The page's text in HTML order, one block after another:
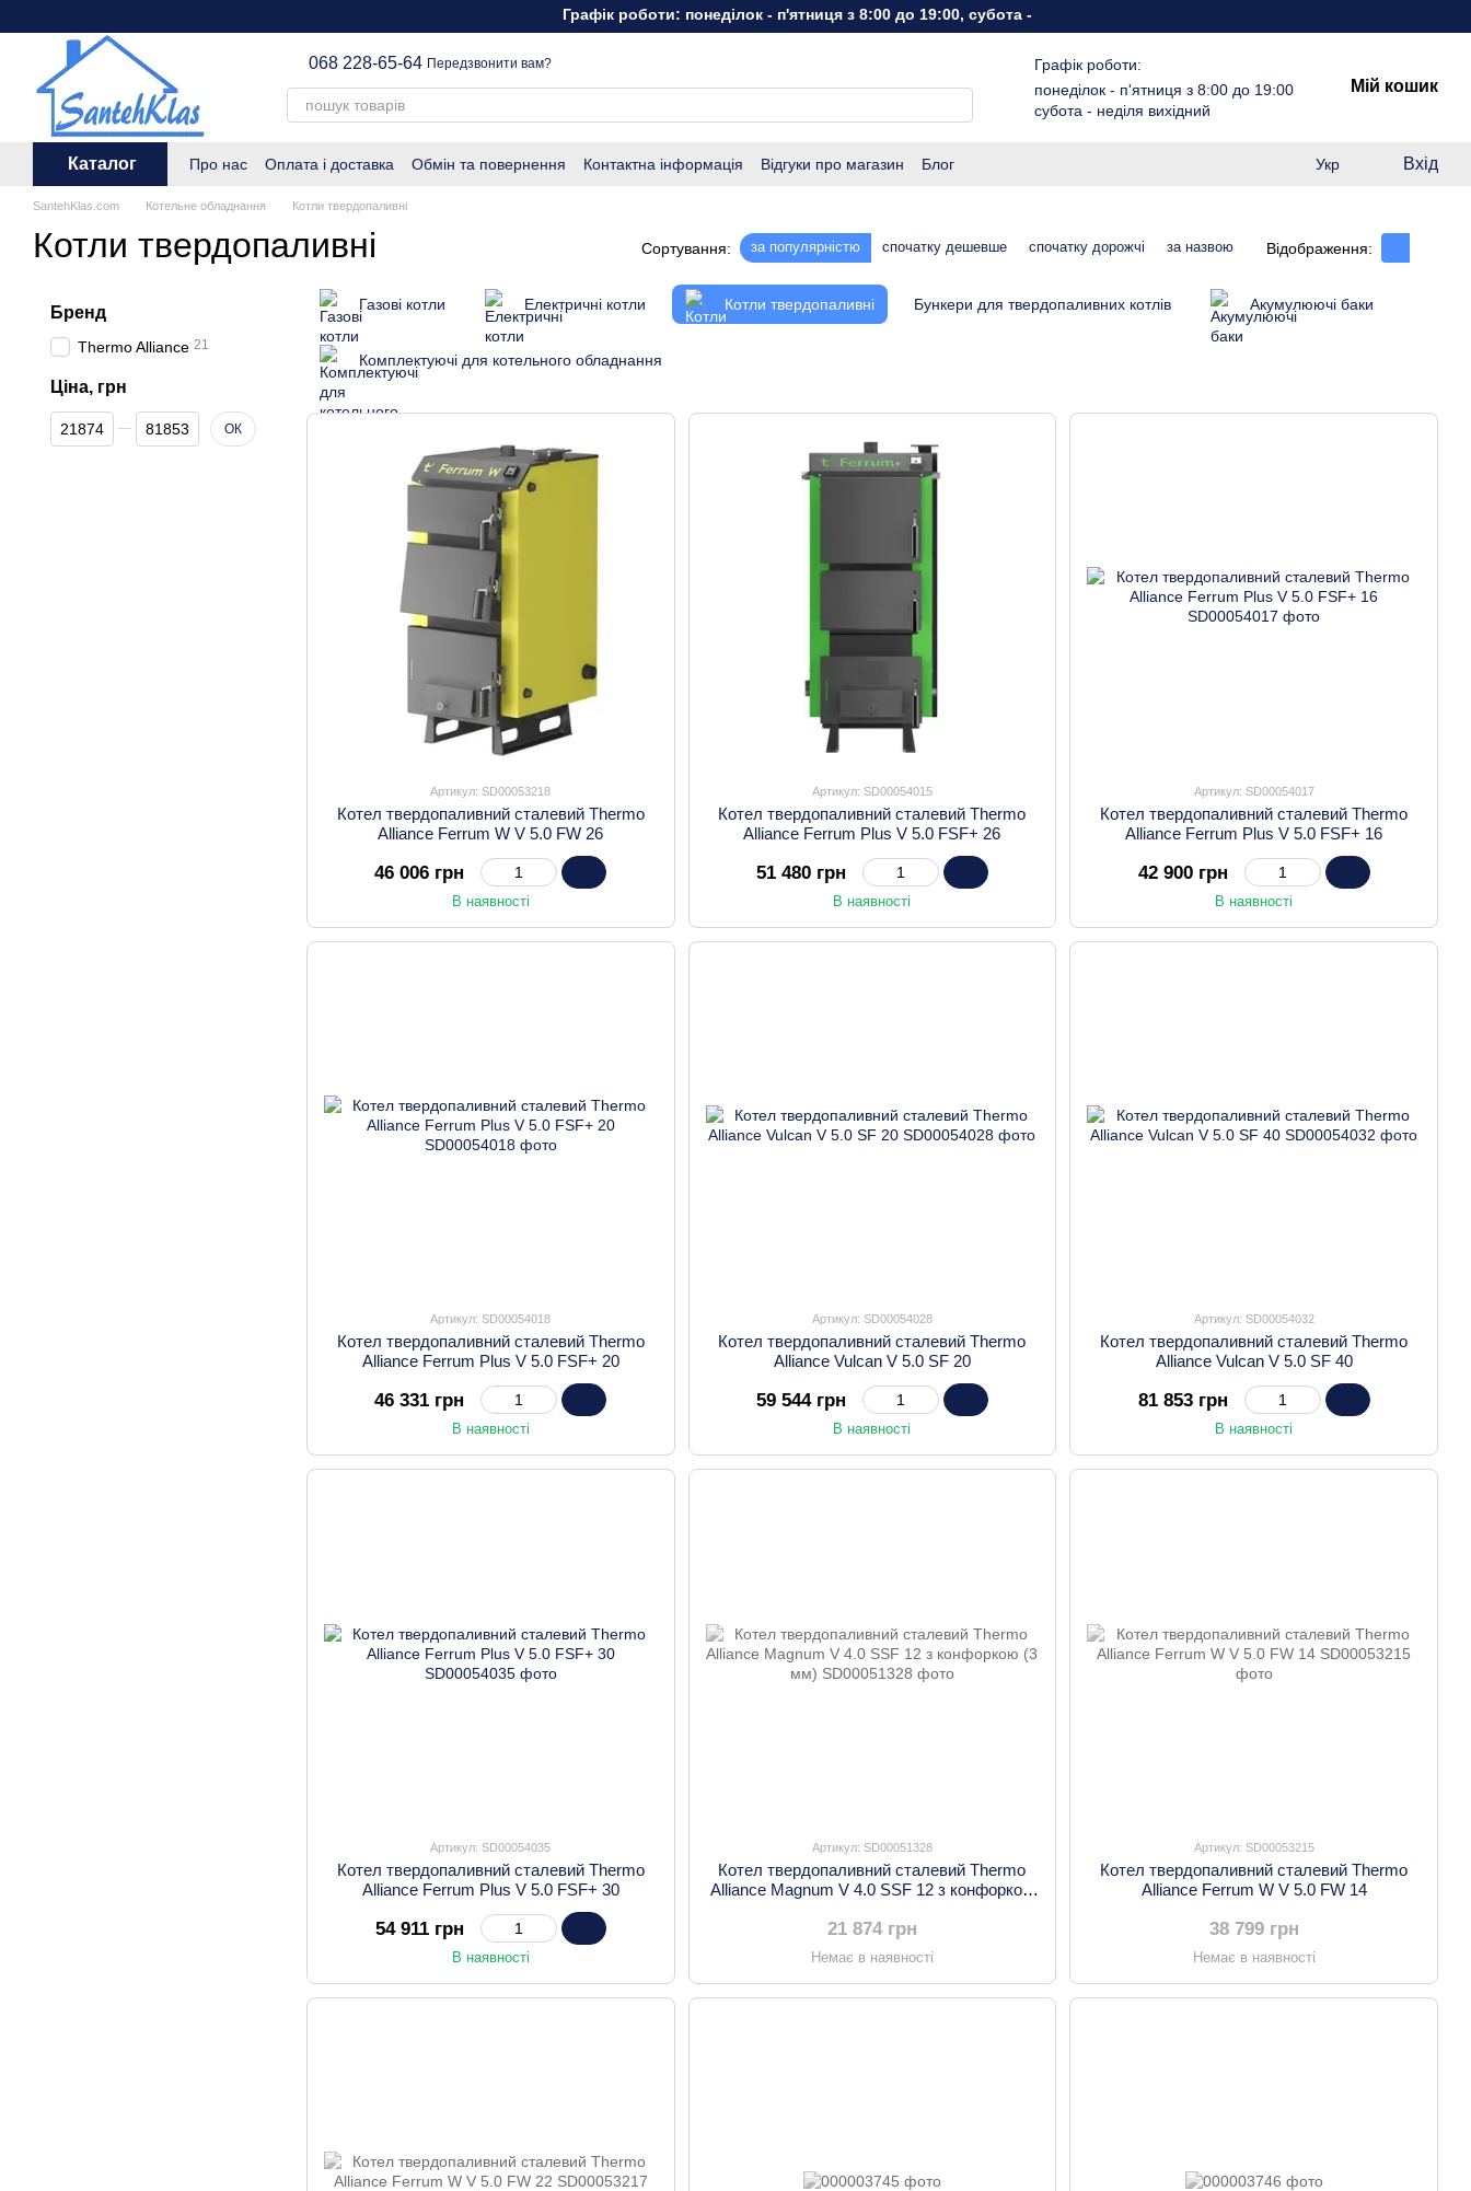
Графік роботи: понеділок - п'ятниця з 8:00 до 19:00, субота - неділя вихідний
068 228-65-64 Передзвонити вам?
Графік роботи:
понеділок - п'ятниця з 8:00 до 19:00
субота - неділя вихідний
Мій кошик
Каталог Про нас Оплата і доставка Обмін та повернення Контактна інформація Відгуки про магазин Блог Укр Вхід
SantehKlas.com Котельне обладнання Котли твердопаливні
Котли твердопаливні Сортування: за популярністю спочатку дешевше спочатку дорожчі за назвою Відображення:
Газові котли Електричні котли Котли твердопаливні Бункери для твердопаливних котлів Акумулюючі баки
Комплектуючі для котельного обладнання
Артикул: SD00053218
Котел твердопаливний сталевий Thermo
Alliance Ferrum W V 5.0 FW 26
46 006 грн
В наявності
Артикул: SD00054015
Котел твердопаливний сталевий Thermo
Alliance Ferrum Plus V 5.0 FSF+ 26
51 480 грн
В наявності
Артикул: SD00054017
Котел твердопаливний сталевий Thermo
Alliance Ferrum Plus V 5.0 FSF+ 16
42 900 грн
В наявності
Артикул: SD00054018
Котел твердопаливний сталевий Thermo
Alliance Ferrum Plus V 5.0 FSF+ 20
46 331 грн
В наявності
Артикул: SD00054028
Котел твердопаливний сталевий Thermo
Alliance Vulcan V 5.0 SF 20
59 544 грн
В наявності
Артикул: SD00054032
Котел твердопаливний сталевий Thermo
Alliance Vulcan V 5.0 SF 40
81 853 грн
В наявності
Артикул: SD00054035
Котел твердопаливний сталевий Thermo
Alliance Ferrum Plus V 5.0 FSF+ 30
54 911 грн
В наявності
Артикул: SD00051328
Котел твердопаливний сталевий Thermo
Alliance Magnum V 4.0 SSF 12 з конфоркою
21 874 грн
Немає в наявності
Артикул: SD00053215
Котел твердопаливний сталевий Thermo
Alliance Ferrum W V 5.0 FW 14
38 799 грн
Немає в наявності
Бренд
Thermo Alliance 21
Ціна, грн
Від Ціна, грн
До Ціна, грн ОК